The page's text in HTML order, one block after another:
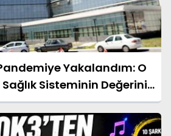
Yakalandım: O
Sisteminin Değerini